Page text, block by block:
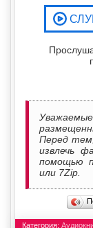
Перед
извлечь
помощью
или 7Zip.
Категория: